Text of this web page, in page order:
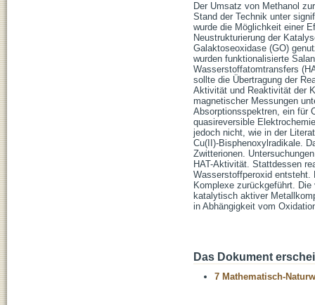
Der Umsatz von Methanol
Stand der Technik unter
wurde die Möglichkeit einer
Neustrukturierung der
Galaktoseoxidase (GO)
wurden funktionalisierte
Wasserstoffatomtransfers
sollte die Übertragung der
Aktivität und Reaktivität der
magnetischer Messungen
Absorptionsspektren, ein für
quasireversible
jedoch nicht, wie in der
Cu(II)-Bisphenoxylradikale.
Zwitterionen.
HAT-Aktivität. Stattdessen
Wasserstoffperoxid entsteht.
Komplexe zurückgeführt.
katalytisch aktiver
in Abhängigkeit vom
Das Dokument
7 Mathematisch-